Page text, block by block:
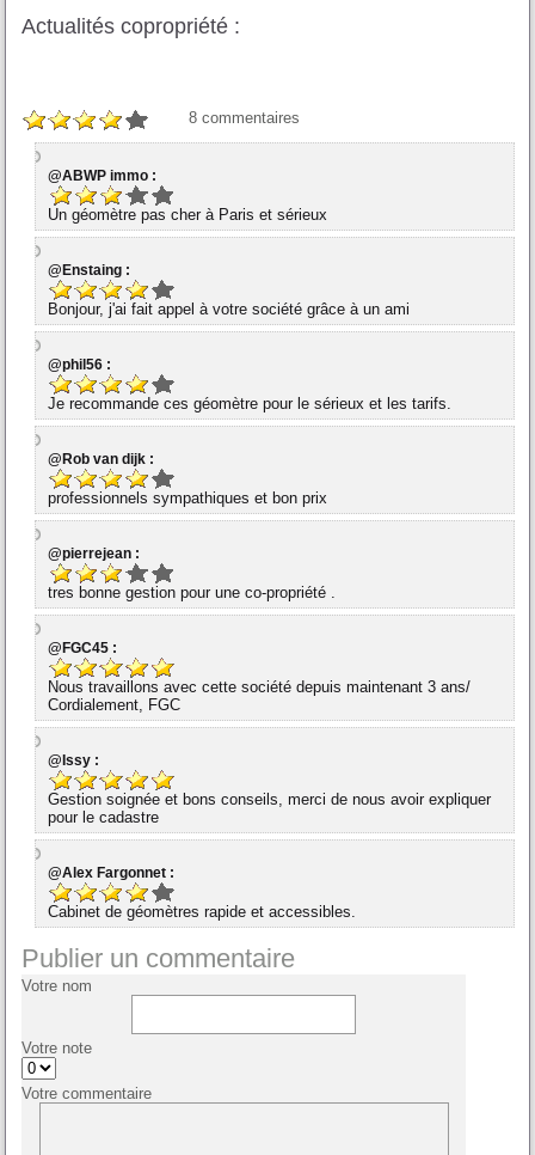
Actualités copropriété :
8 commentaires
@ABWP immo :
Un géomètre pas cher à Paris et sérieux
@Enstaing :
Bonjour, j'ai fait appel à votre société grâce à un ami
@phil56 :
Je recommande ces géomètre pour le sérieux et les tarifs.
@Rob van dijk :
professionnels sympathiques et bon prix
@pierrejean :
tres bonne gestion pour une co-propriété .
@FGC45 :
Nous travaillons avec cette société depuis maintenant 3 ans/
Cordialement, FGC
@Issy :
Gestion soignée et bons conseils, merci de nous avoir expliquer
pour le cadastre
@Alex Fargonnet :
Cabinet de géomètres rapide et accessibles.
Publier un commentaire
Votre nom
Votre note
Votre commentaire